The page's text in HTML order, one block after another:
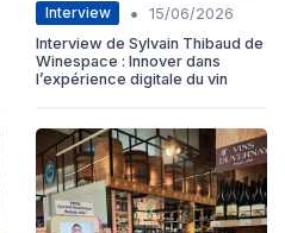
Interview •
15/06/2026
Interview de Sylvain Thibaud de
Winespace : Innover dans
l’expérience digitale du vin